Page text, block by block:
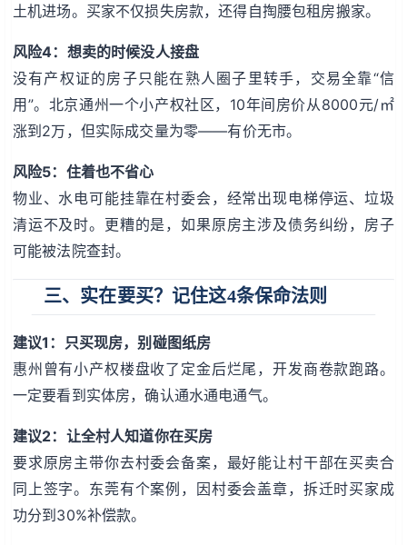
土机进场。买家不仅损失房款，还得自掏腰包租房搬家。
风险4：想卖的时候没人接盘
没有产权证的房子只能在熟人圈子里转手，交易全靠“信
用”。北京通州一个小产权社区，10年间房价从8000元/㎡
涨到2万，但实际成交量为零——有价无市。
风险5：住着也不省心
物业、水电可能挂靠在村委会，经常出现电梯停运、垃圾
清运不及时。更糟的是，如果原房主涉及债务纠纷，房子
可能被法院查封。
三、实在要买？记住这4条保命法则
建议1：只买现房，别碰图纸房
惠州曾有小产权楼盘收了定金后烂尾，开发商卷款跑路。
一定要看到实体房，确认通水通电通气。
建议2：让全村人知道你在买房
要求原房主带你去村委会备案，最好能让村干部在买卖合
同上签字。东莞有个案例，因村委会盖章，拆迁时买家成
功分到30%补偿款。